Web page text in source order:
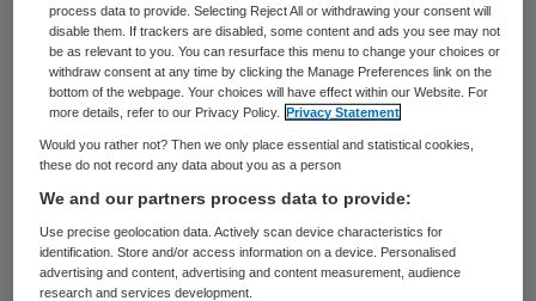
besloot vorige week donderdag dat de
verdenking tegen hem niet sterk genoeg is
om hem langer vast te houden. Die
beslissing wil het OM aanvechten bij het hof
in Leeuwarden. Het OM wil het voorarrest
van de man met zestig dagen verlengen.
Longverpleegkundige
process data to provide. Selecting Reject All or withdrawing your consent will
disable them. If trackers are disabled, some content and ads you see may not
be as relevant to you. You can resurface this menu to change your choices or
withdraw consent at any time by clicking the Manage Preferences link on the
bottom of the webpage. Your choices will have effect within our Website. For
more details, refer to our Privacy Policy.
Privacy Statement
Would you rather not? Then we only place essential and statistical cookies,
these do not record any data about you as a person
We and our partners process data to provide:
Use precise geolocation data. Actively scan device characteristics for
identification. Store and/or access information on a device. Personalised
advertising and content, advertising and content measurement, audience
research and services development.